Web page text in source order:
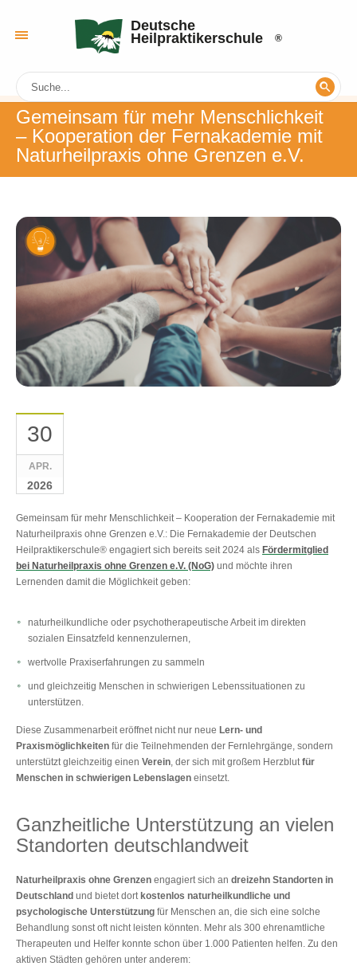
Deutsche
Heilpraktikerschule
Gemeinsam für mehr Menschlichkeit
‒ Kooperation der Fernakademie mit
Naturheilpraxis ohne Grenzen e.V.
30
APR.
2026
Gemeinsam für mehr Menschlichkeit ‒ Kooperation der Fernakademie mit
Naturheilpraxis ohne Grenzen e.V.: Die Fernakademie der Deutschen
Heilpraktikerschule® engagiert sich bereits seit 2024 als Fördermitglied
bei Naturheilpraxis ohne Grenzen e.V. (NoG) und möchte ihren
Lernenden damit die Möglichkeit geben:
naturheilkundliche oder psychotherapeutische Arbeit im direkten
sozialen Einsatzfeld kennenzulernen,
wertvolle Praxiserfahrungen zu sammeln
und gleichzeitig Menschen in schwierigen Lebenssituationen zu
unterstützen.
Diese Zusammenarbeit eröffnet nicht nur neue Lern- und
Praxismöglichkeiten für die Teilnehmenden der Fernlehrgänge, sondern
unterstützt gleichzeitig einen Verein , der sich mit großem Herzblut für
Menschen in schwierigen Lebenslagen einsetzt.
Ganzheitliche Unterstützung an vielen
Standorten deutschlandweit
Naturheilpraxis ohne Grenzen engagiert sich an dreizehn Standorten in
Deutschland und bietet dort kostenlos naturheilkundliche und
psychologische Unterstützung für Menschen an, die sich eine solche
Behandlung sonst oft nicht leisten könnten. Mehr als 300 ehrenamtliche
Therapeuten und Helfer konnte schon über 1.000 Patienten helfen. Zu den
aktiven Städten gehören unter anderem: